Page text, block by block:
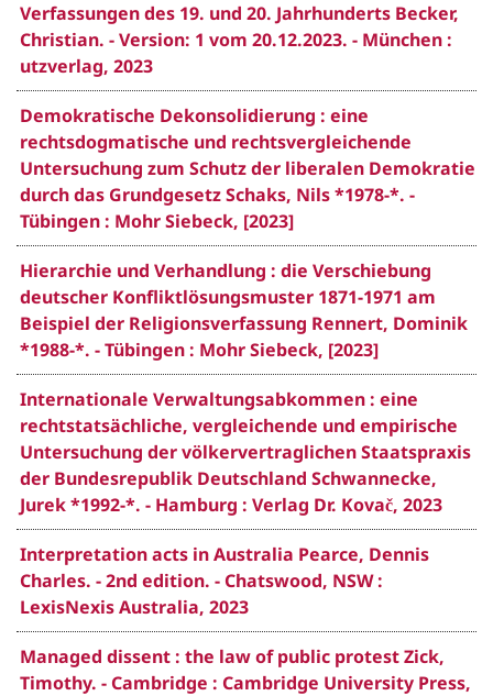
Verfassungen des 19. und 20. Jahrhunderts Becker,
Christian. - Version: 1 vom 20.12.2023. - München :
utzverlag, 2023
Demokratische Dekonsolidierung : eine
rechtsdogmatische und rechtsvergleichende
Untersuchung zum Schutz der liberalen Demokratie
durch das Grundgesetz Schaks, Nils *1978-*. -
Tübingen : Mohr Siebeck, [2023]
Hierarchie und Verhandlung : die Verschiebung
deutscher Konfliktlösungsmuster 1871-1971 am
Beispiel der Religionsverfassung Rennert, Dominik
*1988-*. - Tübingen : Mohr Siebeck, [2023]
Internationale Verwaltungsabkommen : eine
rechtstatsächliche, vergleichende und empirische
Untersuchung der völkervertraglichen Staatspraxis
der Bundesrepublik Deutschland Schwannecke,
Jurek *1992-*. - Hamburg : Verlag Dr. Kovač, 2023
Interpretation acts in Australia Pearce, Dennis
Charles. - 2nd edition. - Chatswood, NSW :
LexisNexis Australia, 2023
Managed dissent : the law of public protest Zick,
Timothy. - Cambridge : Cambridge University Press,